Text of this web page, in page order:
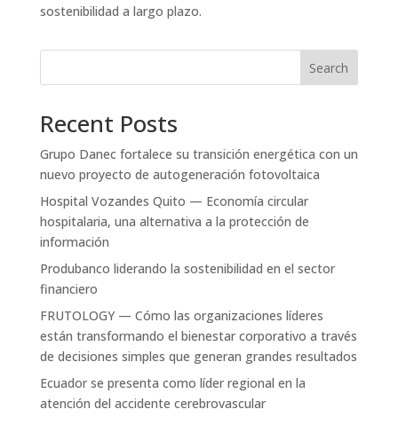
sostenibilidad a largo plazo.
Search
Recent Posts
Grupo Danec fortalece su transición energética con un
nuevo proyecto de autogeneración fotovoltaica
Hospital Vozandes Quito — Economía circular
hospitalaria, una alternativa a la protección de
información
Produbanco liderando la sostenibilidad en el sector
financiero
FRUTOLOGY — Cómo las organizaciones líderes
están transformando el bienestar corporativo a través
de decisiones simples que generan grandes resultados
Ecuador se presenta como líder regional en la
atención del accidente cerebrovascular